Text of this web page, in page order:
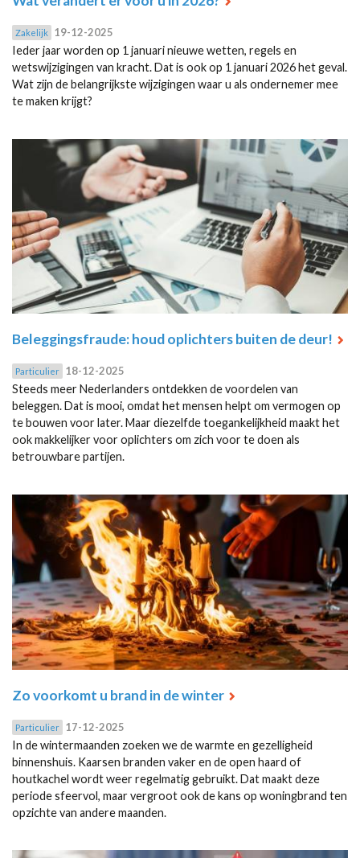
Zakelijk 19-12-2025
Ieder jaar worden op 1 januari nieuwe wetten, regels en
wetswijzigingen van kracht. Dat is ook op 1 januari 2026 het geval.
Wat zijn de belangrijkste wijzigingen waar u als ondernemer mee
te maken krijgt?
Beleggingsfraude: houd oplichters buiten de deur!
Particulier 18-12-2025
Steeds meer Nederlanders ontdekken de voordelen van
beleggen. Dat is mooi, omdat het mensen helpt om vermogen op
te bouwen voor later. Maar diezelfde toegankelijkheid maakt het
ook makkelijker voor oplichters om zich voor te doen als
betrouwbare partijen.
Zo voorkomt u brand in de winter
Particulier 17-12-2025
In de wintermaanden zoeken we de warmte en gezelligheid
binnenshuis. Kaarsen branden vaker en de open haard of
houtkachel wordt weer regelmatig gebruikt. Dat maakt deze
periode sfeervol, maar vergroot ook de kans op woningbrand ten
opzichte van andere maanden.